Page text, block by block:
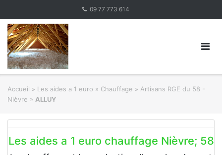
content
09 77 773 614
Accueil » Les aides a 1 euro » Chauffage » Artisans RGE du 58 -
Nièvre » ALLUY
Les aides a 1 euro chauffage Nièvre; 58